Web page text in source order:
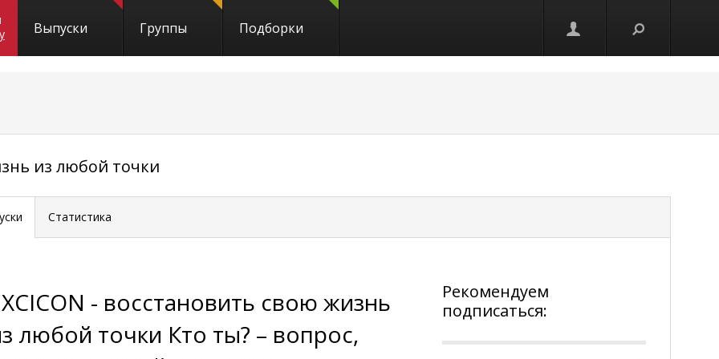
Выпуски Группы Подборки
из любой точки
Статистика
- восстановить свою жизнь
любой точки Кто ты? – вопрос,
Рекомендуем
подписаться: